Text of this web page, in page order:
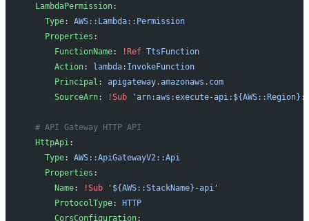
  LambdaPermission
:
    Type
: AWS::Lambda::Permission
    Properties
:
      FunctionName
: !Ref TtsFunction
      Action
: lambda:InvokeFunction
      Principal
: apigateway.amazonaws.com
      SourceArn
: !Sub 'arn:aws:execute-
  # API Gateway HTTP API
  HttpApi
:
    Type
: AWS::ApiGatewayV2::Api
    Properties
:
      Name
: !Sub '${AWS::StackName}-api'
      ProtocolType
: HTTP
      CorsConfiguration
: